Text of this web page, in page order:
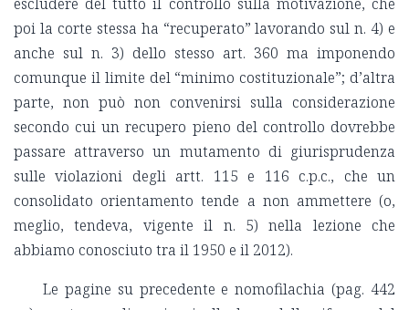
poi la corte stessa ha “recuperato” lavorando sul n. 4) e
anche sul n. 3) dello stesso art. 360 ma imponendo
comunque il limite del “minimo costituzionale”; d’altra
parte, non può non convenirsi sulla considerazione
secondo cui un recupero pieno del controllo dovrebbe
passare attraverso un mutamento di giurisprudenza
sulle violazioni degli artt. 115 e 116 c.p.c., che un
consolidato orientamento tende a non ammettere (o,
meglio, tendeva, vigente il n. 5) nella lezione che
abbiamo conosciuto tra il 1950 e il 2012).
Le pagine su precedente e nomofilachia (pag. 442